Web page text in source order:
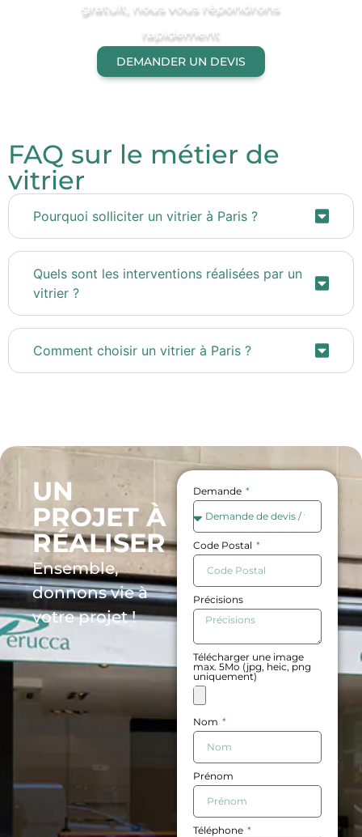
gratuit, nous vous répondrons
rapidement
DEMANDER UN DEVIS
FAQ sur le métier de
vitrier
Pourquoi solliciter un vitrier à Paris ?
Quels sont les interventions réalisées par un
vitrier ?
Comment choisir un vitrier à Paris ?
UN
PROJET À
RÉALISER
Ensemble,
donnons vie à
votre projet !
Demande
Code Postal
Précisions
Télécharger une image
max. 5Mo (jpg, heic, png
uniquement)
Nom
Prénom
Téléphone